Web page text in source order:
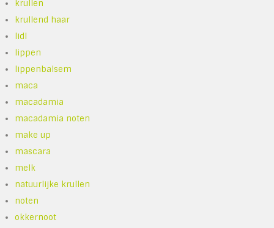
krullen
krullend haar
lidl
lippen
lippenbalsem
maca
macadamia
macadamia noten
make up
mascara
melk
natuurlijke krullen
noten
okkernoot